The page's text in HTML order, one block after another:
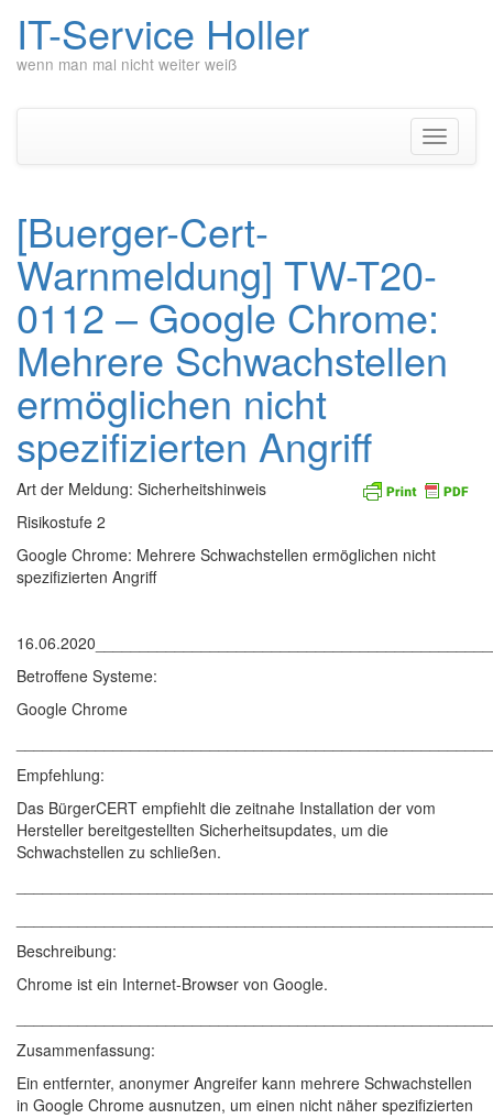
IT-Service Holler
wenn man mal nicht weiter weiß
[Buerger-Cert-
Warnmeldung] TW-T20-
0112 – Google Chrome:
Mehrere Schwachstellen
ermöglichen nicht
spezifizierten Angriff
Art der Meldung: Sicherheitshinweis
Risikostufe 2
Google Chrome: Mehrere Schwachstellen ermöglichen nicht
spezifizierten Angriff
Betroffene Systeme:
Google Chrome
Empfehlung:
Das BürgerCERT empfiehlt die zeitnahe Installation der vom
Hersteller bereitgestellten Sicherheitsupdates, um die
Schwachstellen zu schließen.
Beschreibung:
Chrome ist ein Internet-Browser von Google.
Zusammenfassung:
Ein entfernter, anonymer Angreifer kann mehrere Schwachstellen
in Google Chrome ausnutzen, um einen nicht näher spezifizierten